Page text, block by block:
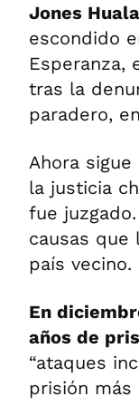
Jones Huala
escondido
Esperanza,
tras la
paradero,
Ahora
la justicia
fue
causas que
país vecino.
En
años de
“ataques
prisión más